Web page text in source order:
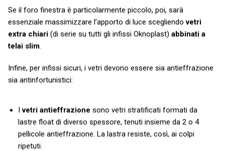
Se il foro finestra è particolarmente piccolo, poi, sarà
essenziale massimizzare l’apporto di luce scegliendovetri
extra chiari (di serie su tutti gli infissi Oknoplast) abbinati a
telai slim
Infine, per infissi sicuri, i vetri devono essere sia antieffrazione
sia antinfortunistici:
Ivetri antieffrazione sono vetri stratificati formati da
lastre float di diverso spessore, tenuti insieme da 2 o 4
pellicole antieffrazione. La lastra resiste, così, ai colpi
ripetuti.